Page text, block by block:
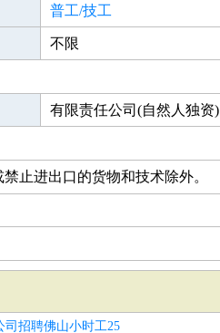
普工/技工
不限
有限责任公司(自然人独资)
止进出口的货物和技术除外。
司招聘佛山小时工25